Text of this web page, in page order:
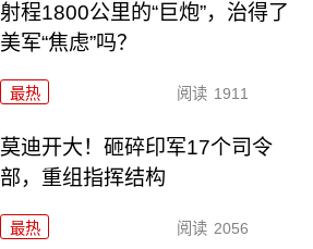
射程1800公里的“巨炮”，治得了
美军“焦虑”吗？
最热 阅读 1911
莫迪开大！砸碎印军17个司令
部，重组指挥结构
最热 阅读 2056